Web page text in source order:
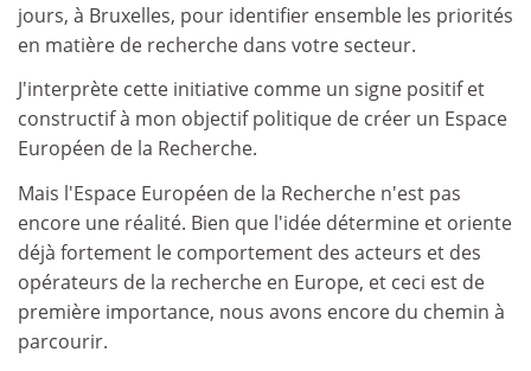
jours, à Bruxelles, pour identifier ensemble les priorités
en matière de recherche dans votre secteur.
J'interprète cette initiative comme un signe positif et
constructif à mon objectif politique de créer un Espace
Européen de la Recherche.
Mais l'Espace Européen de la Recherche n'est pas
encore une réalité. Bien que l'idée détermine et oriente
déjà fortement le comportement des acteurs et des
opérateurs de la recherche en Europe, et ceci est de
première importance, nous avons encore du chemin à
parcourir.